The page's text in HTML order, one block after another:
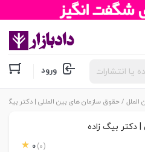
ورود
/ حقوق سازمان های بین المللی | دکتر بیگ
دکتر بیگ زاده
0 (0)